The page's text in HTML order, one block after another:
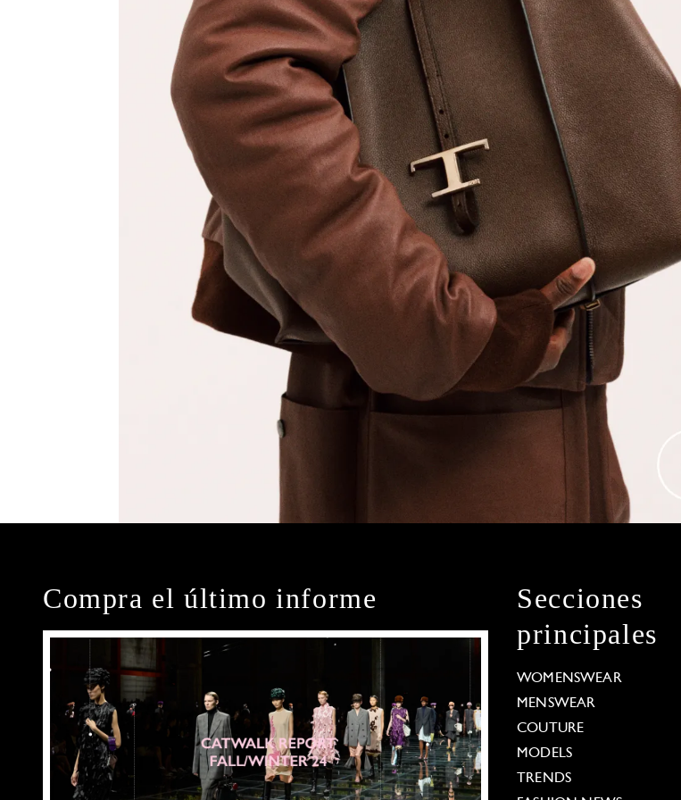
Compra el último informe
Secciones
principales
WOMENSWEAR
MENSWEAR
COUTURE
MODELS
TRENDS